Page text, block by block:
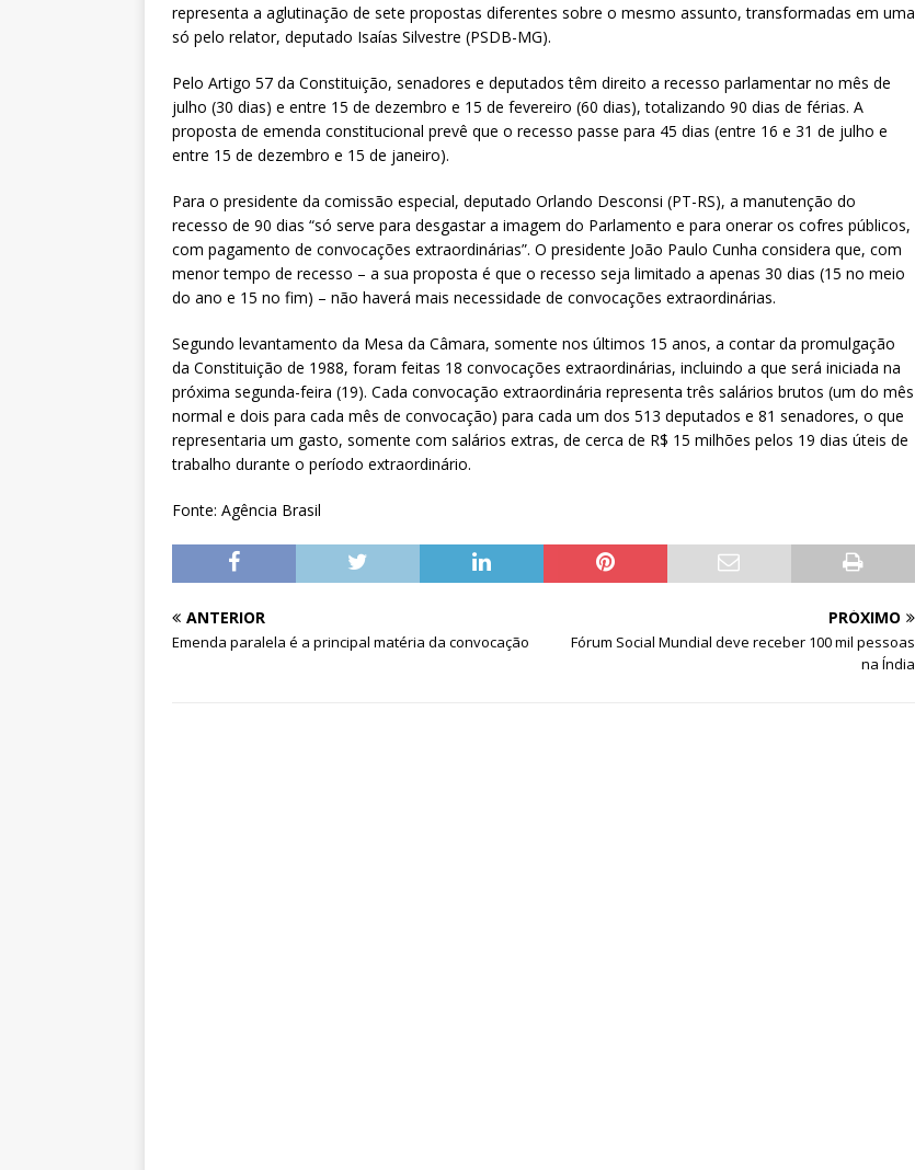
representa a aglutinação de sete propostas diferentes sobre o mesmo assunto, transformadas em uma
só pelo relator, deputado Isaías Silvestre (PSDB-MG).
Pelo Artigo 57 da Constituição, senadores e deputados têm direito a recesso parlamentar no mês de
julho (30 dias) e entre 15 de dezembro e 15 de fevereiro (60 dias), totalizando 90 dias de férias. A
proposta de emenda constitucional prevê que o recesso passe para 45 dias (entre 16 e 31 de julho e
entre 15 de dezembro e 15 de janeiro).
Para o presidente da comissão especial, deputado Orlando Desconsi (PT-RS), a manutenção do
recesso de 90 dias “só serve para desgastar a imagem do Parlamento e para onerar os cofres públicos,
com pagamento de convocações extraordinárias”. O presidente João Paulo Cunha considera que, com
menor tempo de recesso – a sua proposta é que o recesso seja limitado a apenas 30 dias (15 no meio
do ano e 15 no fim) – não haverá mais necessidade de convocações extraordinárias.
Segundo levantamento da Mesa da Câmara, somente nos últimos 15 anos, a contar da promulgação
da Constituição de 1988, foram feitas 18 convocações extraordinárias, incluindo a que será iniciada na
próxima segunda-feira (19). Cada convocação extraordinária representa três salários brutos (um do mês
normal e dois para cada mês de convocação) para cada um dos 513 deputados e 81 senadores, o que
representaria um gasto, somente com salários extras, de cerca de R$ 15 milhões pelos 19 dias úteis de
trabalho durante o período extraordinário.
Fonte: Agência Brasil
ANTERIOR
Emenda paralela é a principal matéria da convocação
PRÓXIMO
Fórum Social Mundial deve receber 100 mil pessoas
na Índia